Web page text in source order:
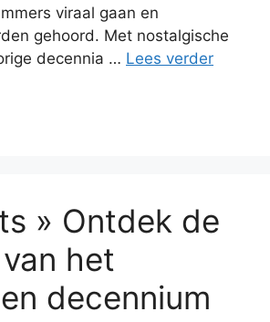
viraal gaan en
gehoord. Met nostalgische
decennia … Lees verder
» Ontdek de
het
decennium